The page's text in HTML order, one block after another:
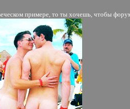
примере, то ты хочешь, чтобы